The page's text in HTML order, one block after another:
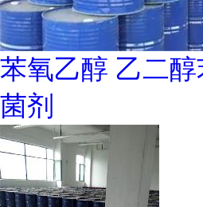
苯氧乙醇 乙二
菌剂